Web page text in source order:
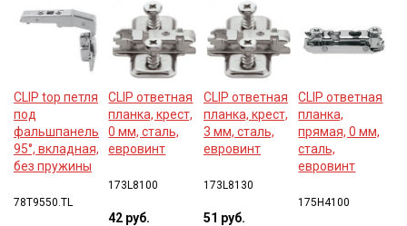
CLIP top петля
под
фальшпанель
95°, вкладная,
без пружины
78T9550.TL
CLIP ответная
планка, крест,
0 мм, сталь,
евровинт
173L8100
42 руб.
CLIP ответная
планка, крест,
3 мм, сталь,
евровинт
173L8130
51 руб.
CLIP ответная
планка,
прямая, 0 мм,
сталь,
евровинт
175H4100